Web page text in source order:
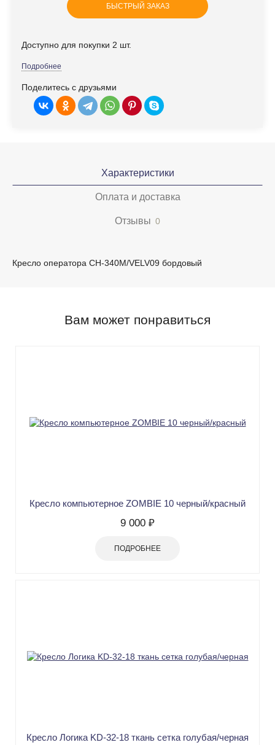
БЫСТРЫЙ ЗАКАЗ
Доступно для покупки 2 шт.
Подробнее
Поделитесь с друзьями
Характеристики
Оплата и доставка
Отзывы 0
Кресло оператора CH-340M/VELV09 бордовый
Вам может понравиться
Кресло компьютерное ZOMBIE 10 черный/красный
9 000 ₽
ПОДРОБНЕЕ
Кресло Логика KD-32-18 ткань сетка голубая/черная